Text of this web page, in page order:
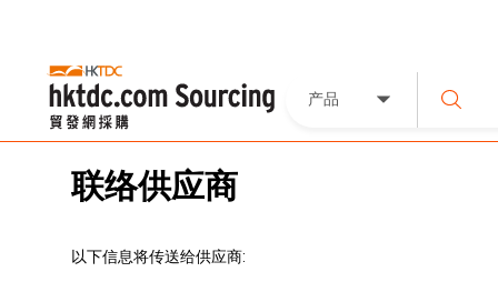
产品
联络供应商
以下信息将传送给供应商: